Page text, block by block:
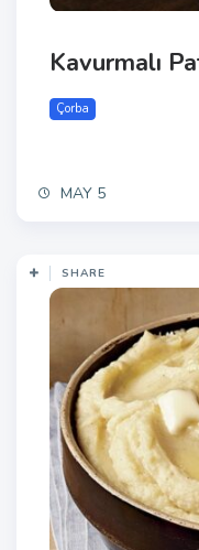
Kavurmalı
Çorba
MAY 5
SHARE